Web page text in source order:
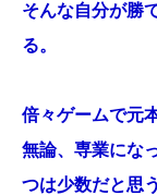
そんな自分が勝
る。
倍々ゲームで元
無論、専業にな
つは少数だと思う